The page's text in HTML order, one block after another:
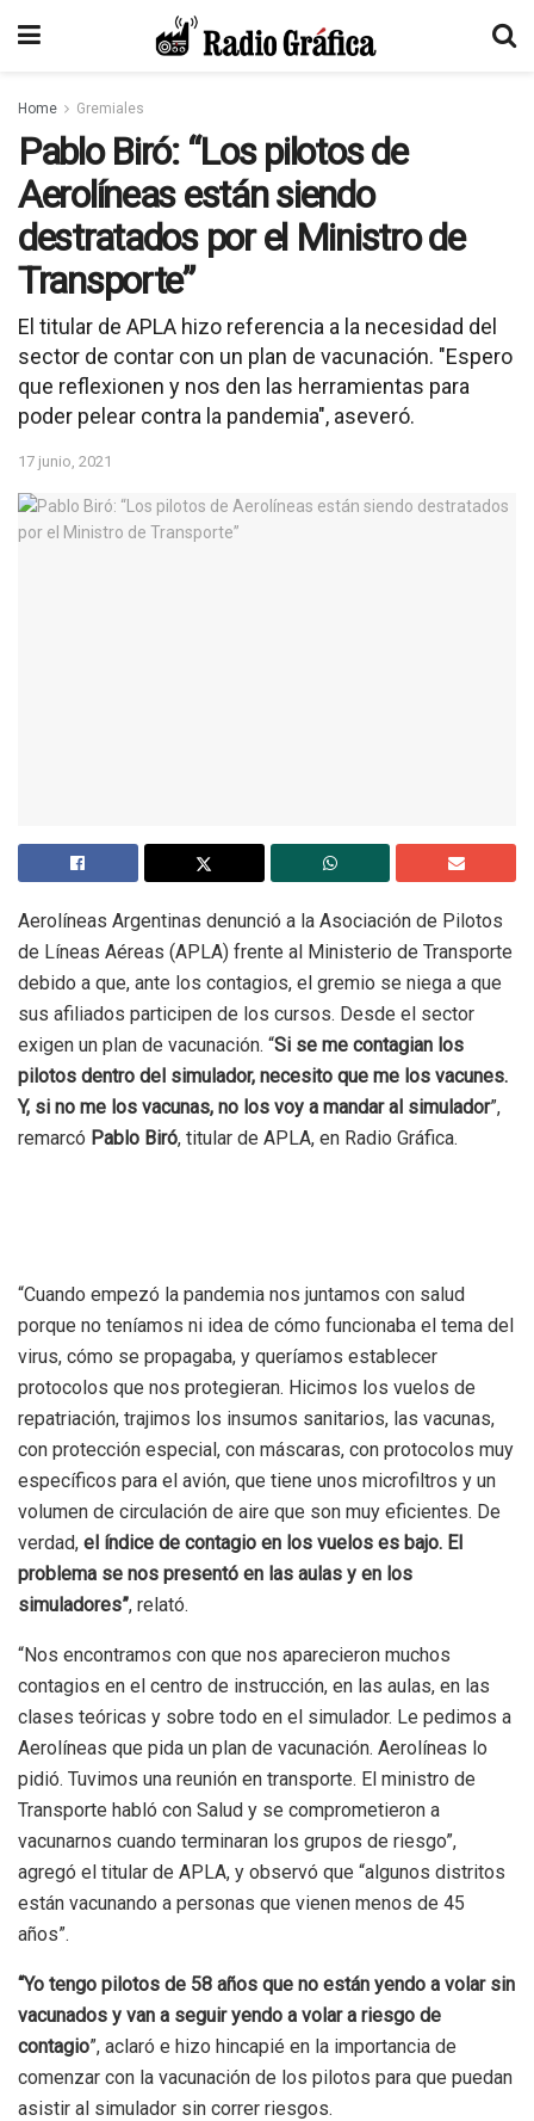
Home Gremiales
Pablo Biró: “Los pilotos de
Aerolíneas están siendo
destratados por el Ministro de
Transporte”
El titular de APLA hizo referencia a la necesidad del
sector de contar con un plan de vacunación. "Espero
que reflexionen y nos den las herramientas para
poder pelear contra la pandemia", aseveró.
17 junio, 2021
Aerolíneas Argentinas denunció a la Asociación de Pilotos
de Líneas Aéreas (APLA) frente al Ministerio de Transporte
debido a que, ante los contagios, el gremio se niega a que
sus afiliados participen de los cursos. Desde el sector
exigen un plan de vacunación. “Si se me contagian los
pilotos dentro del simulador, necesito que me los vacunes.
Y, si no me los vacunas, no los voy a mandar al simulador”,
remarcó Pablo Biró, titular de APLA, en Radio Gráfica.
“Cuando empezó la pandemia nos juntamos con salud
porque no teníamos ni idea de cómo funcionaba el tema del
virus, cómo se propagaba, y queríamos establecer
protocolos que nos protegieran. Hicimos los vuelos de
repatriación, trajimos los insumos sanitarios, las vacunas,
con protección especial, con máscaras, con protocolos muy
específicos para el avión, que tiene unos microfiltros y un
volumen de circulación de aire que son muy eficientes. De
verdad, el índice de contagio en los vuelos es bajo. El
problema se nos presentó en las aulas y en los
simuladores”, relató.
“Nos encontramos con que nos aparecieron muchos
contagios en el centro de instrucción, en las aulas, en las
clases teóricas y sobre todo en el simulador. Le pedimos a
Aerolíneas que pida un plan de vacunación. Aerolíneas lo
pidió. Tuvimos una reunión en transporte. El ministro de
Transporte habló con Salud y se comprometieron a
vacunarnos cuando terminaran los grupos de riesgo”,
agregó el titular de APLA, y observó que “algunos distritos
están vacunando a personas que vienen menos de 45
años”.
“Yo tengo pilotos de 58 años que no están yendo a volar sin
vacunados y van a seguir yendo a volar a riesgo de
contagio”, aclaró e hizo hincapié en la importancia de
comenzar con la vacunación de los pilotos para que puedan
asistir al simulador sin correr riesgos.